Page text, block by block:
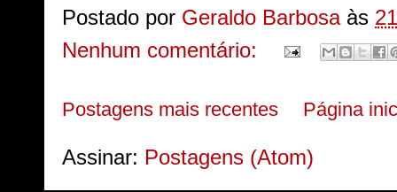
Postado por Geraldo Barbosa às
Nenhum comentário:
Postagens mais recentes Página
Assinar: Postagens (Atom)